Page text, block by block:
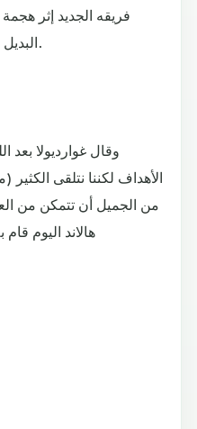
فريقه الجديد إثر
البديل الألماني إيلكاي غوندوغان (81).
وقال غوارديولا بعد
الأهداف لكننا نتلقى الكثير
من الجميل أن تتمكن من
هالاند اليوم